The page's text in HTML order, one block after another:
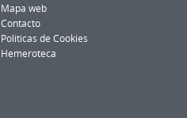
Mapa web
Contacto
Politicas de Cookies
Hemeroteca